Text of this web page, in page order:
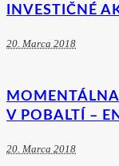
INVESTIČNÉ
20. Marca 2018
V POBALTÍ –
20. Marca 2018